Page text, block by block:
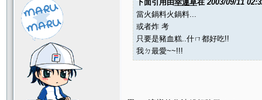
下面引用由幸運草在 2003/09/11
當火鍋料火鍋料...
或者炸 考
只要是豬血糕..什ㄇ都好吃!!
我ㄉ最愛~~!!!